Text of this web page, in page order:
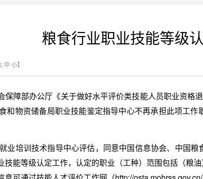
粮食行业职业技能等级
中 小】
保障部办公厅《关于做好水平评价类技能人员职业资格
和物资储备局职业技能鉴定指导中心不再承担此项工
业培训技术指导中心评估，同意中国信息协会、中国
技能等级认定工作，认定的职业（工种）范围包括（粮